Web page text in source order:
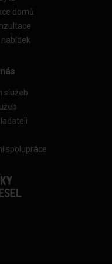
domů
služeb
spolupráce